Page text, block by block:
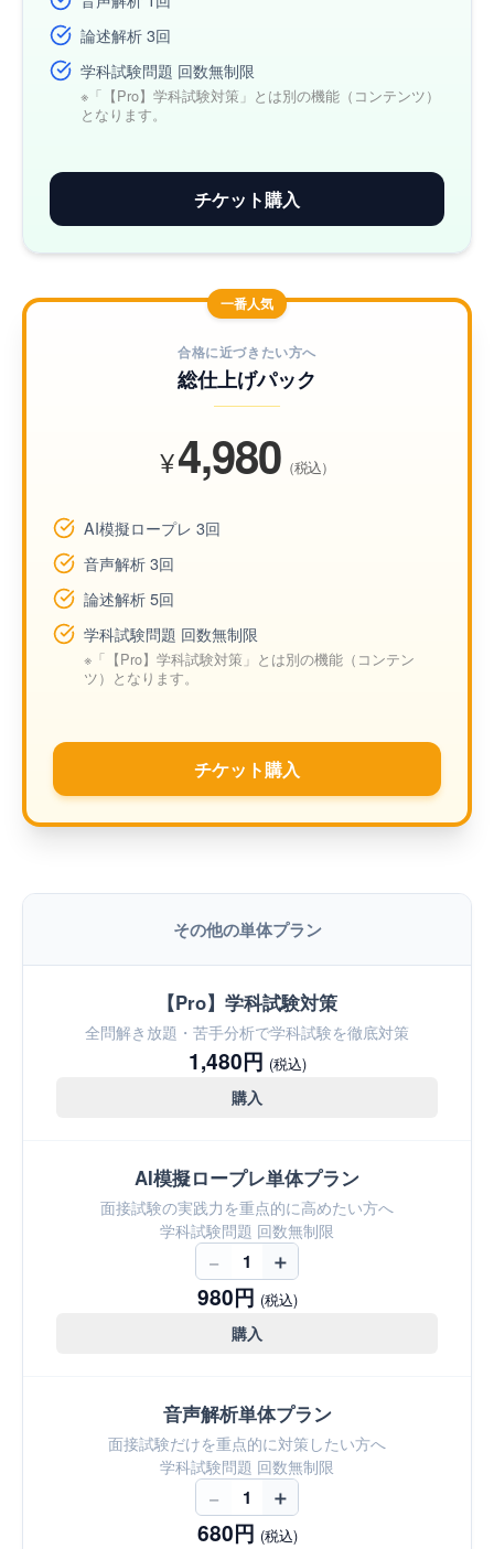
論述解析 3回
学科試験問題 回数無制限
※「【Pro】学科試験対策」とは別の機能（コンテンツ）
となります。
チケット購入
一番人気
合格に近づきたい方へ
総仕上げパック
¥4,980 （税込）
AI模擬ロープレ 3回
音声解析 3回
論述解析 5回
学科試験問題 回数無制限
※「【Pro】学科試験対策」とは別の機能（コンテン
ツ）となります。
チケット購入
その他の単体プラン
【Pro】学科試験対策
全問解き放題・苦手分析で学科試験を徹底対策
1,480円 (税込)
購入
AI模擬ロープレ単体プラン
面接試験の実践力を重点的に高めたい方へ
学科試験問題 回数無制限
− 1 ＋
980円 (税込)
購入
音声解析単体プラン
面接試験だけを重点的に対策したい方へ
学科試験問題 回数無制限
− 1 ＋
680円 (税込)